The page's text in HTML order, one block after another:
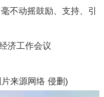
不动摇鼓励、支持、引
济工作会议
来源网络 侵删)